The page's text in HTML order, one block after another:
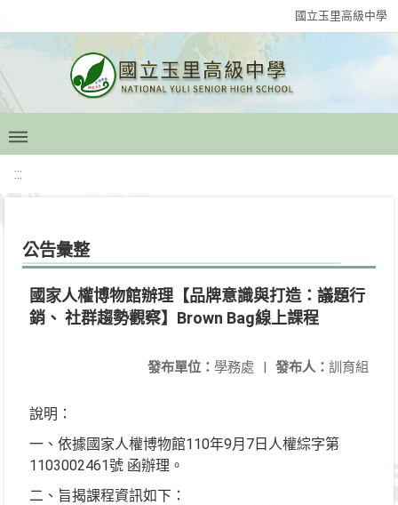
國立玉里高級中學
:::
公告彙整
國家人權博物館辦理【品牌意識與打造：議題行
銷、 社群趨勢觀察】Brown Bag線上課程
發布人： 訓育組
發布單位： 學務處 |
說明：
一、依據國家人權博物館110年9月7日人權綜字第
1103002461號 函辦理。
二、旨揭課程資訊如下：